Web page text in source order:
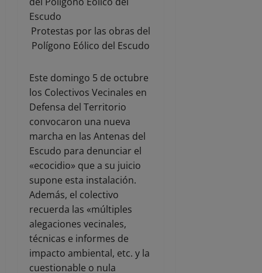
Protestas por las obras del
Polígono Eólico del Escudo
Este domingo 5 de octubre
los Colectivos Vecinales en
Defensa del Territorio
convocaron una nueva
marcha en las Antenas del
Escudo para denunciar el
«ecocidio» que a su juicio
supone esta instalación.
Además, el colectivo
recuerda las «múltiples
alegaciones vecinales,
técnicas e informes de
impacto ambiental, etc. y la
cuestionable o nula